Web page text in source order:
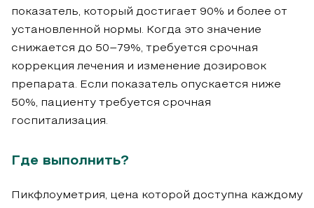
показатель, который достигает 90% и более от
установленной нормы. Когда это значение
снижается до 50–79%, требуется срочная
коррекция лечения и изменение дозировок
препарата. Если показатель опускается ниже
50%, пациенту требуется срочная
госпитализация.
Где выполнить?
Пикфлоуметрия, цена которой доступна каждому